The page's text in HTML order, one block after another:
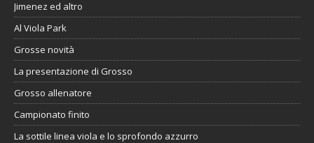
Jimenez ed altro
Al Viola Park
Grosse novità
La presentazione di Grosso
Grosso allenatore
Campionato finito
La sottile linea viola e lo sprofondo azzurro